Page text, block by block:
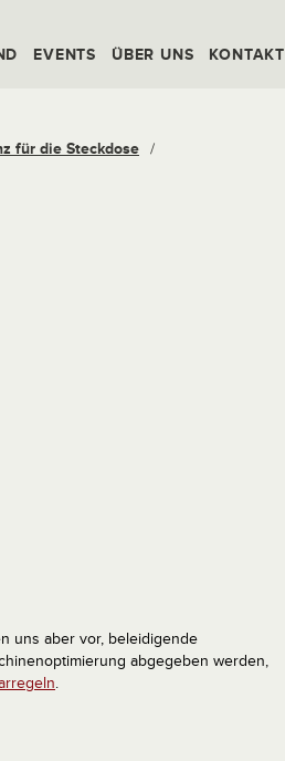
EVENTS ÜBER UNS KONTAKT
für die Steckdose /
uns aber vor, beleidigende
abgegeben werden,
.